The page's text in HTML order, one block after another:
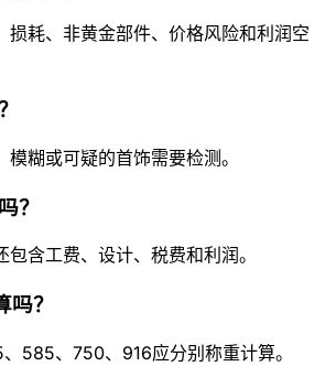
损耗、非黄金部件、价格风险和利润空
糊或可疑的首饰需要检测。
？
含工费、设计、税费和利润。
？
585、750、916应分别称重计算。